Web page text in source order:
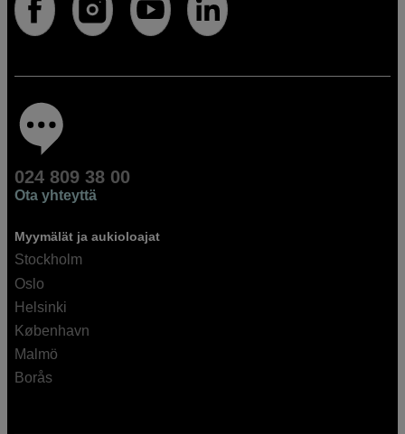
024 809 38 00
Ota yhteyttä
Myymälät ja aukioloajat
Stockholm
Oslo
Helsinki
København
Malmö
Borås